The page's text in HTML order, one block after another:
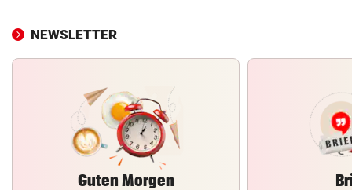
NEWSLETTER
Guten Morgen